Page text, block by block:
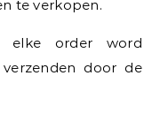
te verkopen.
elke order word
door de